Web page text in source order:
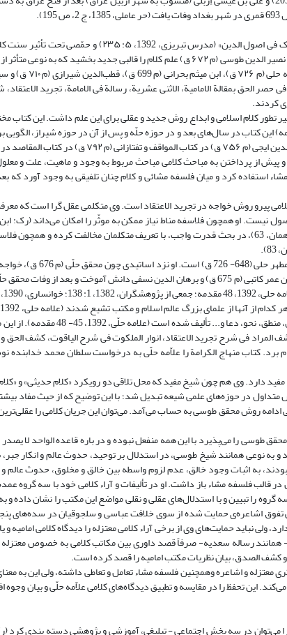
143) و این سنت را در حوزه حله رواج می‌دادند؛ تا این که خواجه نصیر الدین طوسی (م ۶۷۲ ق) علم کلام
الحق‌ بمقالة‌ الامامیة‌، الاثنی عشریة‌، رسالة فی الامامة‌، تجرید
کردند.
تطور کلام اسلامی و ابداع روش جدید و عقلی برای این علم داشت. این کتاب
و پیش از پرداختن به مباحث کلامی مباحث مربوط به وجود و ماهیت، علت و
استفاده کرد و میان فلسفه مشائی و کلام چنان تلفیقی به وجود آورد که
در مباحث کلامی پیرو روش خواجه در تجرید الاعتقاد است. وی متکلمی عقل گرا است
همانند متکلمان عقل گرا به عینیت صفات با ذات معتقد است (همان، 63)، در بحث قدرت واجب، با تعریف
طاووس (م 664 ق)، ابن مثیم بحرانی (م 679 ق)، نجم الدین علی بن عمر کاتبی (م 675 ق) و برهان الدین
1390، 2: 283).
فی شرح تجرید الاعتقاد، انوار الملکوت فی شرح الیاقوت، کشف الحق و
نام برد. کتاب منهاج الکرامة را علاّمه حلّی به درخواست سلطان محمد
وی هم چون شیخ مفید که محل تلاقی دو رویکرد «کلام حدیثی» و «کلام
متداول در حوزه‌های علمی شیعه تبدیل شد؛ با این توضیح که از حیث مفاد
ادامه روش محقق طوسی به حساب می‌آمد. می‌توان این جریان کلامی را
طوسی را می‌پذیرد با این همه منفعل نبوده و در باره قاعده الواحد لا یصدر
نمی‌کند و به نوعی همانند شیخ طوسی، در استدلال بر توحید، حدوث عالم و انکار
به اثبات وجود خالق، عدم لزوم واسطه بین خالق و مخلوق، حدوث عالم
کلام را از افتادن کامل در قالب فلسفه مشاء باز داشت. او در تألیفات و آراء کلامی خود با
را تبیین و با استدلال‌های عقلی و نقلی مواضع این مکتب را نشان داده و
تفوق اشاعره‌ی حمایت شده از سوی ‌خلافت عباسی و سلجوقیان در سده‌های
ولی نباید حمایت‌های وی از برخی آراء کلامی معتزله را دیدگاه کلامی امامیه
همانند رساله سعدیه- صرفاً قصد داوری بین مکاتب کلامی به خصوص معتزله
و کشف الصدق، بیان نظریات مکتب امامیه را قصد کرده است.
معتزله و اشاعره وهمچنین فلسفه مشاء تعامل و تعاطی داشته، ولی این به
این تحفظ را در مقایسه و تطبیق دیدگاه‌های کلامی علاّمه حلّی و بیان وجوه